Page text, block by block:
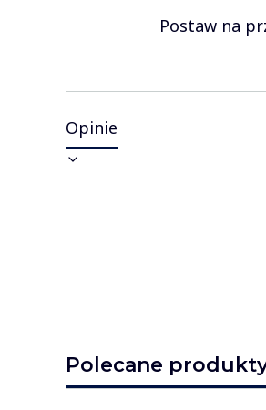
Postaw na
Opinie
Polecane